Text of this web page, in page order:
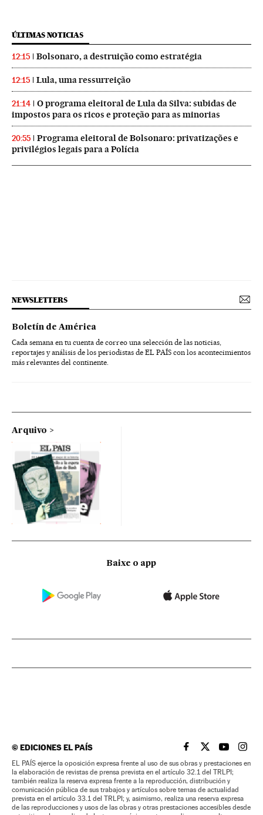
ÚLTIMAS NOTICIAS
12:15 Bolsonaro, a destruição como estratégia
12:15 Lula, uma ressurreição
21:14
O programa eleitoral de Lula da Silva: subidas de
impostos para os ricos e proteção para as minorias
20:55
Programa eleitoral de Bolsonaro: privatizações e
privilégios legais para a Polícia
NEWSLETTERS
Boletín de América
Cada semana en tu cuenta de correo una selección de las noticias,
reportajes y análisis de los periodistas de EL PAÍS con los acontecimientos
más relevantes del continente.
Arquivo
Baixe o app
©EDICIONES EL PAÍS EL PAÍS BRASIL EN
EL PAÍSEL PAÍS
EL
EL PAÍS ejerce la oposición expresa frente al uso de sus obras y prestaciones en
la elaboración de revistas de prensa prevista en el artículo 32.1 del TRLPI;
también realiza la reserva expresa frente a la reproducción, distribución y
comunicación pública de sus trabajos y artículos sobre temas de actualidad
prevista en el artículo 33.1 del TRLPI; y, asimismo, realiza una reserva expresa
de las reproducciones y usos de las obras y otras prestaciones accesibles desde